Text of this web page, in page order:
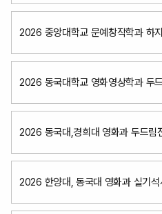
2026 중앙대학교 문예창작학과 하
2026 동국대학교 영화영상학과 두
2026 동국대,경희대 영화과 두드림
2026 한양대, 동국대 영화과 실기